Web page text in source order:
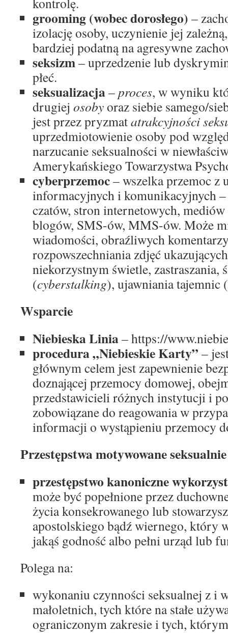
grooming (wobec dorosłego) –
izolację osoby, uczynienie jej
bardziej podatną na agresywne
seksizm– uprzedzenie lub
płeć.
seksualizacja–proces, w wyniku
drugiej osobyoraz siebie samego/
jest przez pryzmatatrakcyjności
uprzedmiotowienie osoby pod
narzucanie seksualności w
Amerykańskiego Towarzystwa
cyberprzemoc– wszelka przemoc z
informacyjnych i komunikacyjnych
czatów, stron internetowych, mediów
blogów, SMS-ów, MMS-ów. Może
wiadomości, obraźliwych
rozpowszechniania zdjęć
niekorzystnym świetle, zastraszania,
(cyberstalking), ujawniania tajemnic (
Wsparcie
Niebieska Linia– https://
procedura „Niebieskie Karty” –
głównym celem jest zapewnienie
doznającej przemocy domowej,
przedstawicieli różnych instytucji i
zobowiązane do reagowania w
informacji o wystąpieniu przemocy
Przestępstwa motywowane seksualnie
przestępstwo kanoniczne
może być popełnione przez
życia konsekrowanego lub
apostolskiego bądź wiernego, który
jakąś godność albo pełni urząd lub
Polega na:
wykonaniu czynności seksualnej z i
małoletnich, tych które na stałe
ograniczonym zakresie i tych,